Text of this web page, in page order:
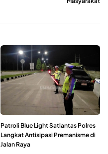
Patroli Blue Light Satlantas Polres
Langkat Antisipasi Premanisme di
Jalan Raya